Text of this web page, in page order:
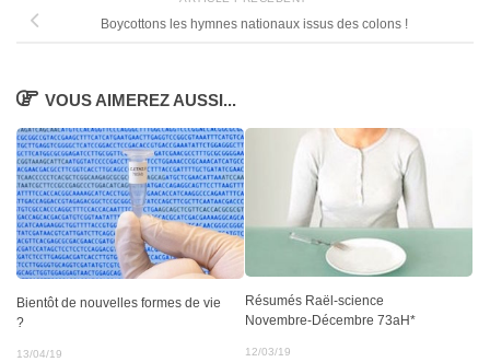
Boycottons les hymnes nationaux issus des colons !
VOUS AIMEREZ AUSSI...
Bientôt de nouvelles formes de vie
?
13/04/19
Résumés Raël-science
Novembre-Décembre 73aH*
12/03/19